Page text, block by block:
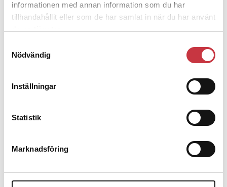
informationen med annan information som du har
tillhandahållit eller som de har samlat in när du har använt
Nödvändig
Inställningar
Statistik
Marknadsföring
kunskapsstyrning – inte om forskarnas
Det är inte evidenskrav som
Debatt:Med för höga krav på evidens kan
polisen inte göra något alls